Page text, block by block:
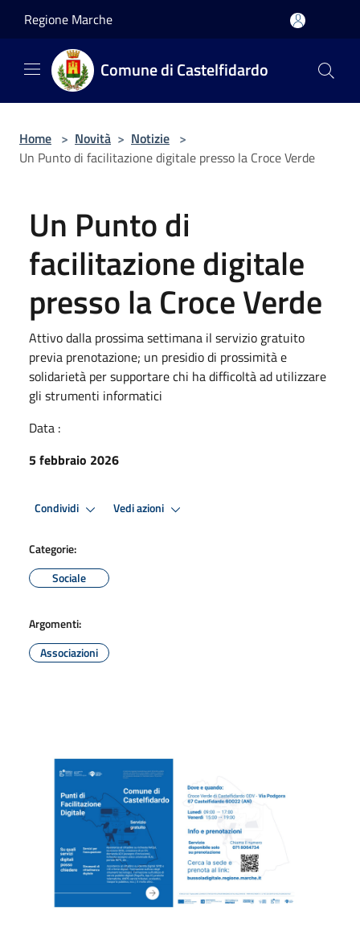
Regione Marche
Comune di Castelfidardo
Home > Novità > Notizie >
Un Punto di facilitazione digitale presso la Croce Verde
Un Punto di
facilitazione digitale
presso la Croce Verde
Attivo dalla prossima settimana il servizio gratuito
previa prenotazione; un presidio di prossimità e
solidarietà per supportare chi ha difficoltà ad utilizzare
gli strumenti informatici
Data :
5 febbraio 2026
Condividi Vedi azioni
Categorie:
Sociale
Argomenti:
Associazioni